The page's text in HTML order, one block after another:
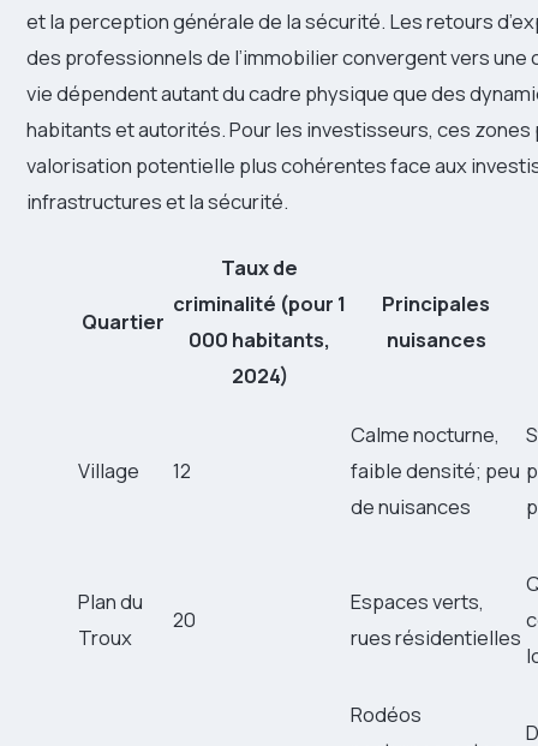
et la perception générale de la sécurité. Les retours
des professionnels de l’immobilier convergent vers
vie dépendent autant du cadre physique que des
habitants et autorités. Pour les investisseurs, ces
valorisation potentielle plus cohérentes face aux
infrastructures et la sécurité.
Quartier
Taux de
criminalité (pour 1
000 habitants,
2024)
Principales
nuisances
Village 12
Calme nocturne,
faible densité; peu
de nuisances
Plan du
Troux
20
Espaces verts,
rues résidentielles
Rodéos